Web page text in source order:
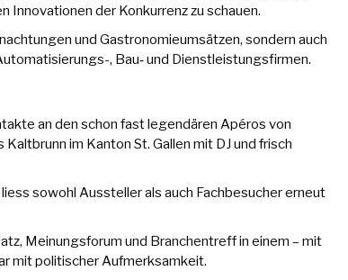
Innovationen der Konkurrenz zu schauen.
und Gastronomieumsätzen, sondern auch
, Bau‑ und Dienstleistungsfirmen.
an den schon fast legendären Apéros von
im Kanton St. Gallen mit DJ und frisch
sowohl Aussteller als auch Fachbesucher erneut
Meinungsforum und Branchentreff in einem – mit
mit politischer Aufmerksamkeit.